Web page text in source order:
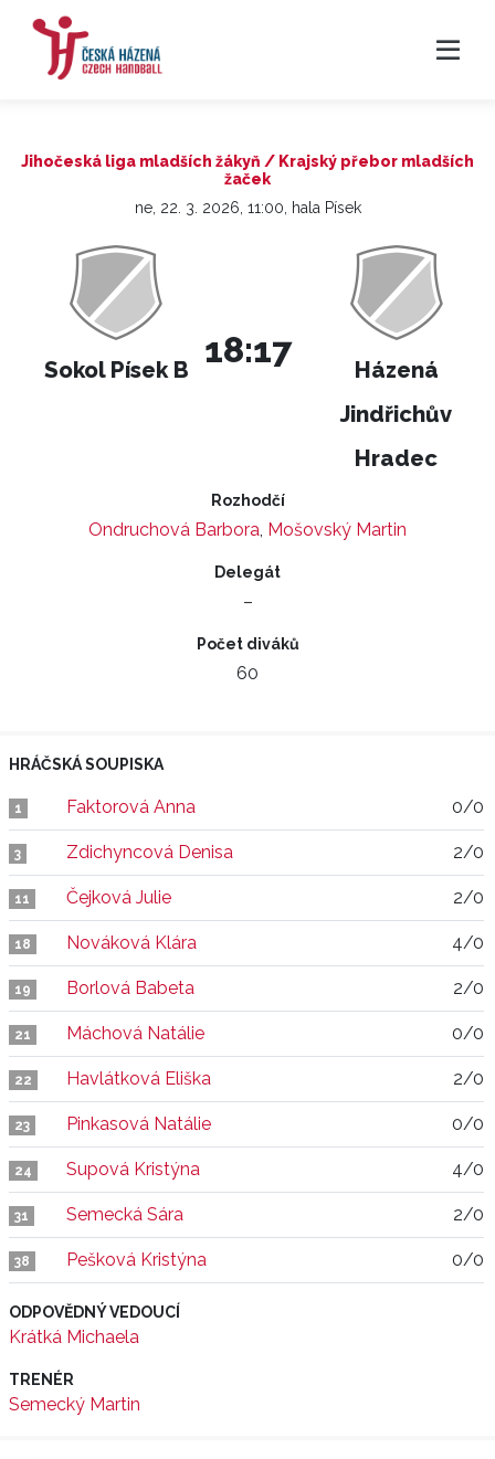
Jihočeská liga mladších žákyň / Krajský přebor mladších
žaček
ne, 22. 3. 2026, 11:00, hala Písek
Sokol Písek B 18:17
Házená
Jindřichův
Hradec
Rozhodčí
Ondruchová Barbora, Mošovský Martin
Delegát
–
Počet diváků
60
HRÁČSKÁ SOUPISKA
1 Faktorová Anna 0/0
3 Zdichyncová Denisa 2/0
11 Čejková Julie 2/0
18 Nováková Klára 4/0
19 Borlová Babeta 2/0
21 Máchová Natálie 0/0
22 Havlátková Eliška 2/0
23 Pinkasová Natálie 0/0
24 Supová Kristýna 4/0
31 Semecká Sára 2/0
38 Pešková Kristýna 0/0
ODPOVĚDNÝ VEDOUCÍ
Krátká Michaela
TRENÉR
Semecký Martin